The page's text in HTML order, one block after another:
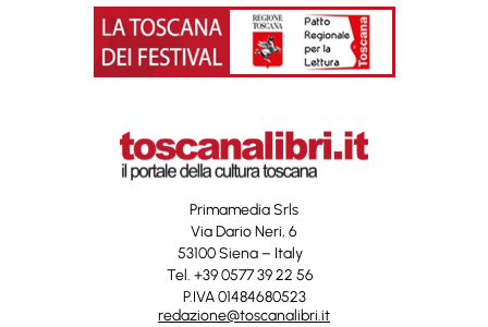
Primamedia Srls
Via Dario Neri, 6
53100 Siena – Italy
Tel. +39 0577 39 22 56
P.IVA 01484680523
redazione@toscanalibri.it